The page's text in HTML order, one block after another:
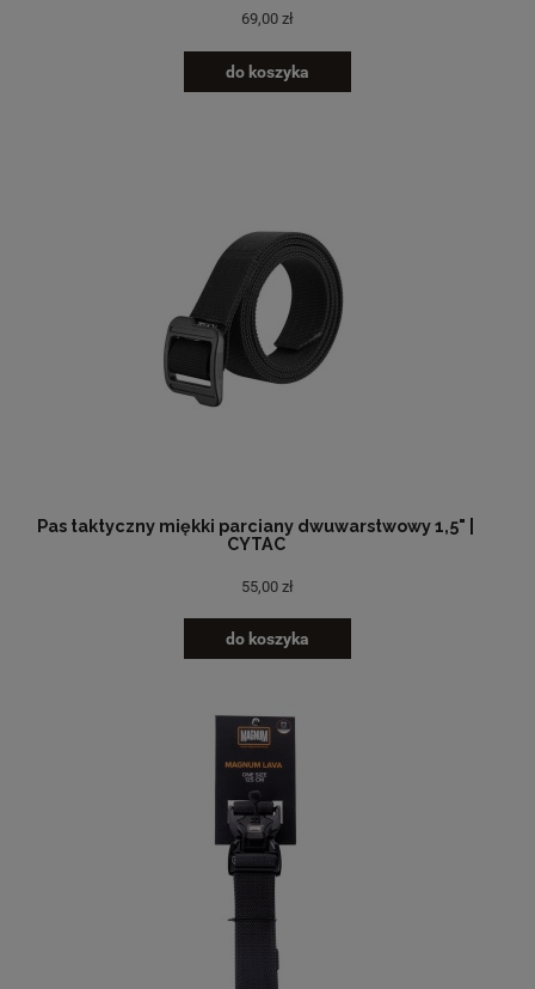
69,00 zł
do koszyka
Pas taktyczny miękki parciany dwuwarstwowy 1,5" |
CYTAC
55,00 zł
do koszyka